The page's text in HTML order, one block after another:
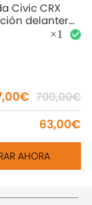
Civic CRX
delantera
de
×1
700,00€
63,00€
AHORA